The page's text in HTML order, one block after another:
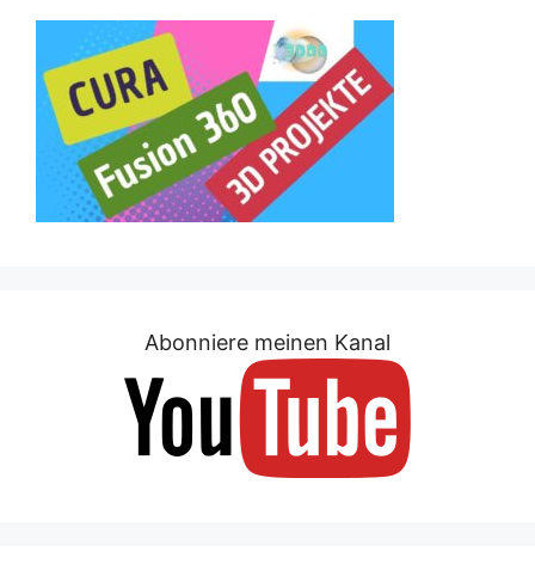
Abonniere meinen Kanal